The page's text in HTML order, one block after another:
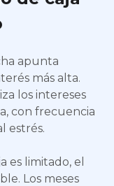
apunta
más alta.
los intereses
con frecuencia
estrés.
es limitado, el
Los meses